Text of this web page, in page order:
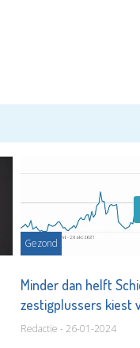
Gezond
Minder dan helft
zestigplussers kiest
Redactie - 26-01-2024